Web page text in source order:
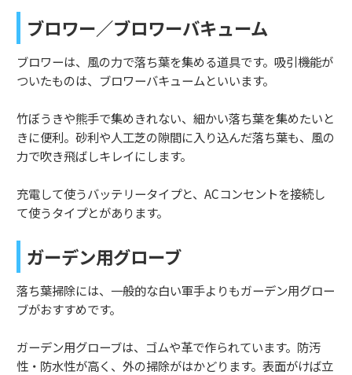
ブロワー／ブロワーバキューム
ブロワーは、風の力で落ち葉を集める道具です。吸引機能が
ついたものは、ブロワーバキュームといいます。
竹ぼうきや熊手で集めきれない、細かい落ち葉を集めたいと
きに便利。砂利や人工芝の隙間に入り込んだ落ち葉も、風の
力で吹き飛ばしキレイにします。
充電して使うバッテリータイプと、ACコンセントを接続し
て使うタイプとがあります。
ガーデン用グローブ
落ち葉掃除には、一般的な白い軍手よりもガーデン用グロー
ブがおすすめです。
ガーデン用グローブは、ゴムや革で作られています。防汚
性・防水性が高く、外の掃除がはかどります。表面がけば立